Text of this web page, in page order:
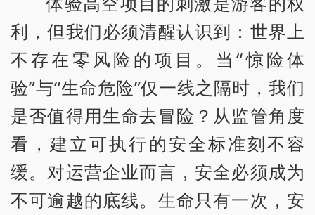
利，但我们必须清醒认识到：世界上
不存在零风险的项目。当“惊险体
验”与“生命危险”仅一线之隔时，我们
是否值得用生命去冒险？从监管角度
看，建立可执行的安全标准刻不容
缓。对运营企业而言，安全必须成为
不可逾越的底线。生命只有一次，安